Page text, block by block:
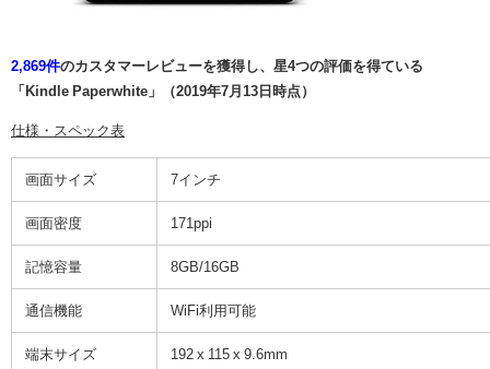
2,869件のカスタマーレビューを獲得し、星4つの評価を得ている
「Kindle Paperwhite」（2019年7月13日時点）
仕様・スペック表
画面サイズ 7インチ
画面密度 171ppi
記憶容量 8GB/16GB
通信機能 WiFi利用可能
端末サイズ 192 x 115 x 9.6mm